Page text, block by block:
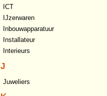
ICT
IJzerwaren
Inbouwapparatuur
Installateur
Interieurs
J
Juweliers